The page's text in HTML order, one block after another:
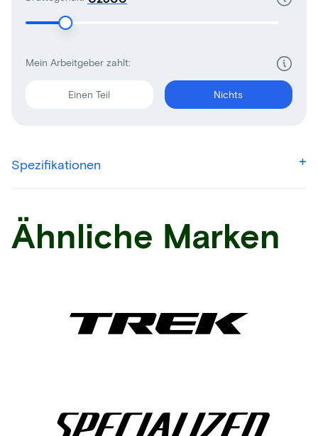
Mein Arbeitgeber zahlt:
Einen Teil Nichts
Spezifikationen
Ähnliche Marken